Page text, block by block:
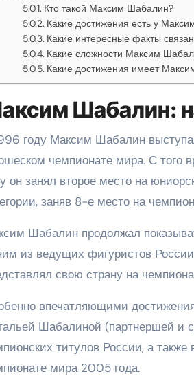
Кто такой Максим Шабалин?
Какие достижения есть у
Какие интересные факты
Какие сложности Максим
Какие достижения имеет
Шабалин:
году Максим Шабалин
чемпионате мира. С того
он занял второе место на
заняв 8-е место на
Шабалин продолжал
из ведущих фигуристов
свою страну на
впечатляющими
Шабалиной (партнершей и
титулов России, а
мира 2005 года.